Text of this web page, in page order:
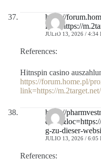
https://
link=https://
JULIO 13, 2026 / 4:34
References:
Hitnspin casino
https://forum.home.pl/
link=https://
https://
g-zu-dieser-
JULIO 13, 2026 / 6:05
References: